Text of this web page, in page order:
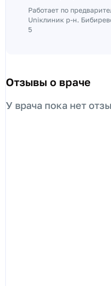
Работает по
Uniклиник р-н.
5
Отзывы о враче
У врача пока нет